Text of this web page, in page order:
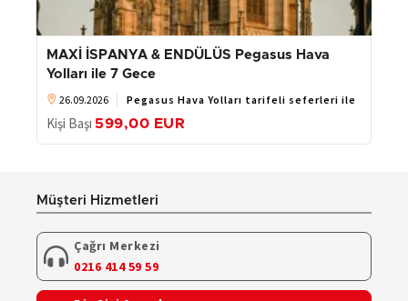
MAXİ İSPANYA & ENDÜLÜS Pegasus Hava
Yolları ile 7 Gece
26.09.2026
Pegasus Hava Yolları tarifeli seferleri ile
Kişi Başı 599,00 EUR
Müşteri Hizmetleri
Çağrı Merkezi
0216 414 59 59